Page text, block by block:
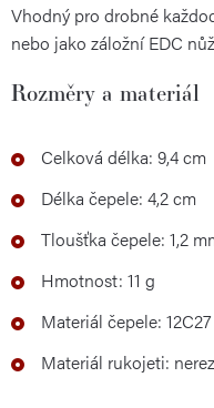
Vhodný pro drobné
nebo jako záložní EDC
Rozměry a materiál
Celková délka: 9,4 cm
Délka čepele: 4,2 cm
Tloušťka čepele: 1,2
Hmotnost: 11 g
Materiál čepele:
Materiál rukojeti: